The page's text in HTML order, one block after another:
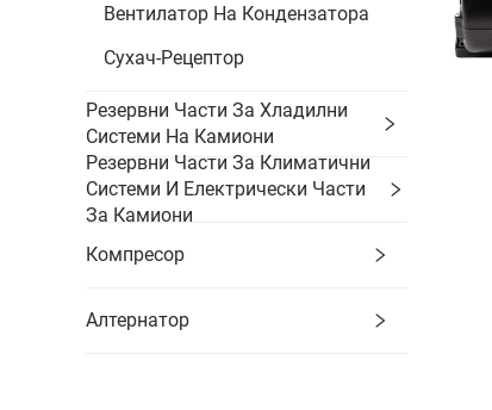
Вентилатор На Кондензатора
Сухач-Рецептор
Резервни Части За Хладилни
Системи На Камиони
Резервни Части За Климатични
Системи И Електрически Части
За Камиони
Компресор
Алтернатор